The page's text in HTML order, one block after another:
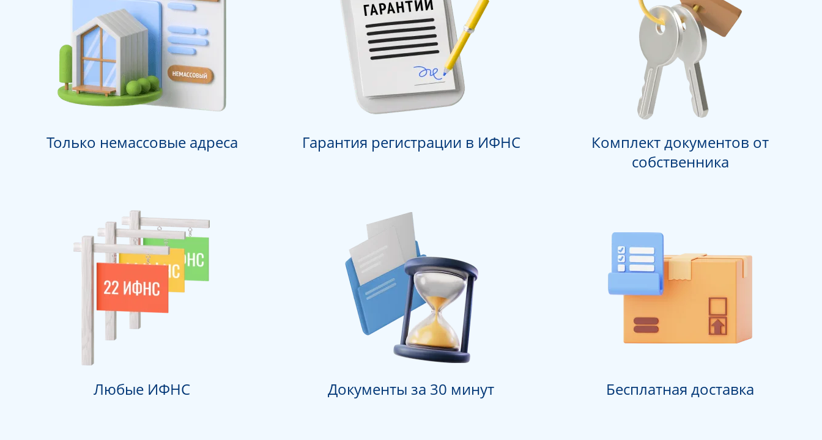
Только немассовые адреса Гарантия регистрации в ИФНС
Комплект документов от
собственника
Любые ИФНС Документы за 30 минут Бесплатная доставка